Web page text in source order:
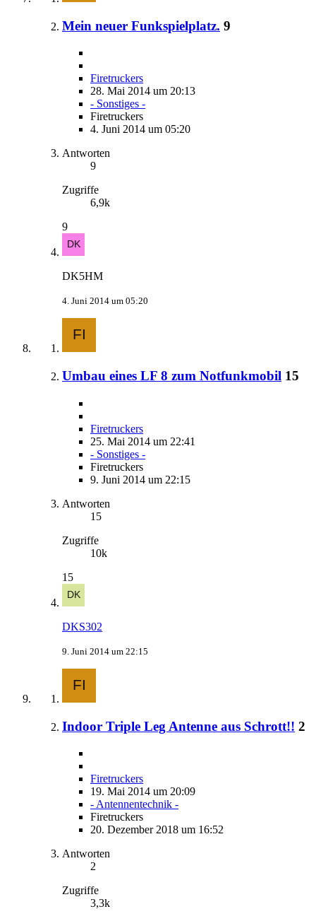
Mein neuer Funkspielplatz. 9
Firetruckers
28. Mai 2014 um 20:13
- Sonstiges -
Firetruckers
4. Juni 2014 um 05:20
Antworten
9
Zugriffe
6,9k
9
DK5HM
4. Juni 2014 um 05:20
Umbau eines LF 8 zum Notfunkmobil 15
Firetruckers
25. Mai 2014 um 22:41
- Sonstiges -
Firetruckers
9. Juni 2014 um 22:15
Antworten
15
Zugriffe
10k
15
DKS302
9. Juni 2014 um 22:15
Indoor Triple Leg Antenne aus Schrott!! 2
Firetruckers
19. Mai 2014 um 20:09
- Antennentechnik -
Firetruckers
20. Dezember 2018 um 16:52
Antworten
2
Zugriffe
3,3k